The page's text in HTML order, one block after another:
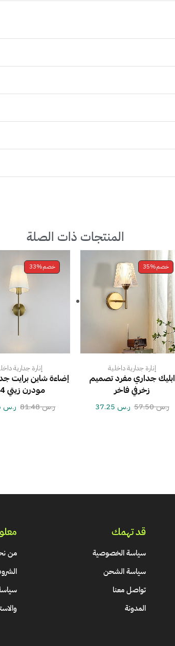
المنتجات ذات الصلة
خصم35%
إنارة جدارية داخلية
ابليك جداري مفرد تصميم
زخرفي فاخر
ر.س57.50 ر.س
خصم33%
إنارة جدارية
إضاءة شاين برايت
مودرن زيتي E14
ر.س81.48 ر.س
قد تهمك
سياسة الخصوصية
سياسة الشحن
تواصل معنا
المدونة
من